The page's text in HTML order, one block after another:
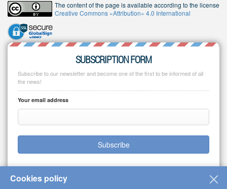
The content of the page is available according to the license
Creative Commons «Attribution» 4.0 International
SUBSCRIPTION FORM
Subscribe to our newsletter and become one of the first to be informed of all
the news!
Your email address
Subscribe
Cookies policy